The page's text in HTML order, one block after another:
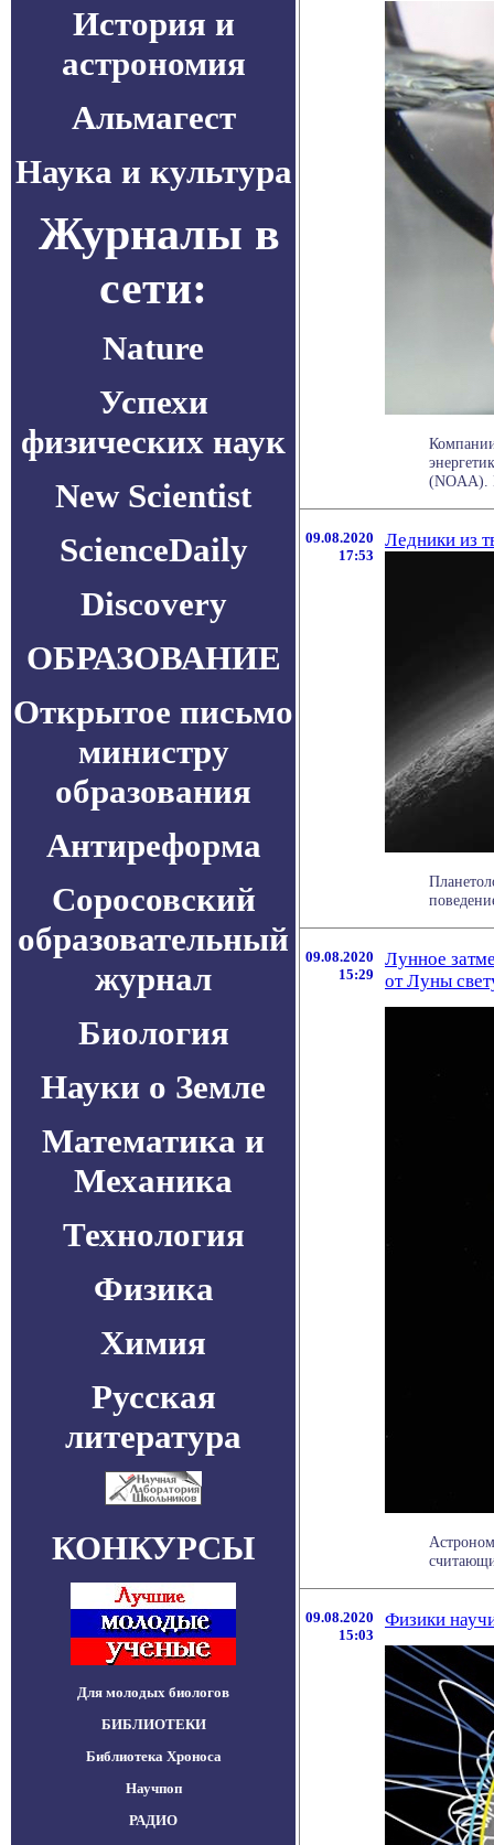
История и
астрономия
Альмагест
Наука и культура
Журналы в
сети:
Nature
Успехи
физических наук
New Scientist
ScienceDaily
Discovery
ОБРАЗОВАНИЕ
Открытое письмо
министру
образования
Антиреформа
Соросовский
образовательный
журнал
Биология
Науки о Земле
Математика и
Механика
Технология
Физика
Химия
Русская
литература
КОНКУРСЫ
Для молодых биологов
БИБЛИОТЕКИ
Библиотека Хроноса
Научпоп
РАДИО
(NOAA).
09.08.2020
17:53
Ледники из
09.08.2020
15:29
Лунное
от Луны
09.08.2020
15:03
Физики